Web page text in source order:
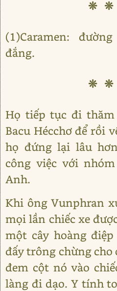
❊
(1)Caramen:
đắng.
❊
Họ tiếp tục đi
Bacu Hécchơ để rồi
họ đứng lại lâu
công việc với
Anh.
Khi ông Vunphran
mọi lần chiếc xe
một cây hoàng
đấy trông chừng cho
đem cột nó vào
làng đi dạo. Y tính